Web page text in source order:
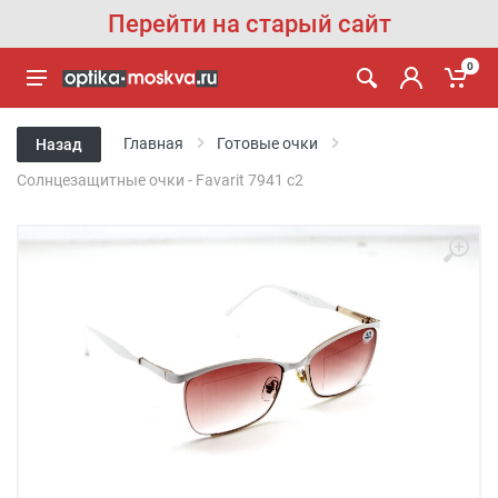
Перейти на старый сайт
0
Назад Главная Готовые очки
Солнцезащитные очки - Favarit 7941 c2